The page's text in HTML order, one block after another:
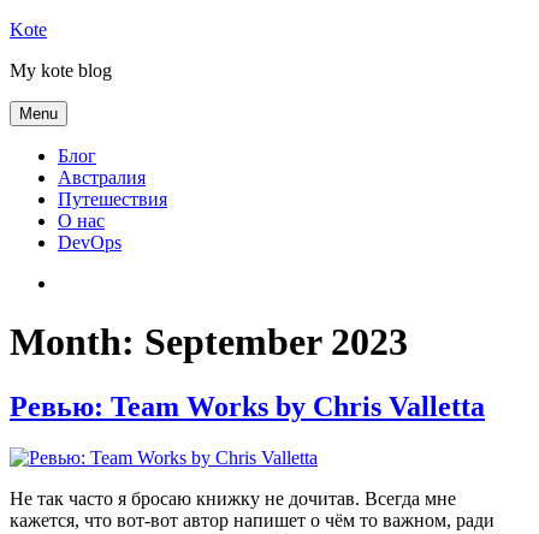
Skip
content
Kote
My kote blog
Menu
Блог
Австралия
Путешествия
О нас
DevOps
Month: September 2023
Ревью: Team Works by Chris Valletta
Не так часто я бросаю книжку не дочитав. Всегда мне
кажется, что вот-вот автор напишет о чём то важном, ради